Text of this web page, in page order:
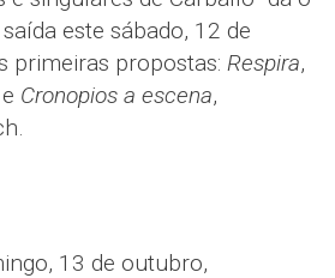
este sábado, 12 de
primeiras propostas: Respira,
Cronopios a escena,
13 de outubro,